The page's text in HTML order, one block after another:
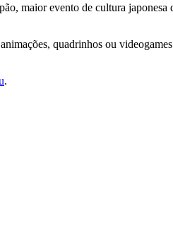
maior evento de cultura
quadrinhos ou
.